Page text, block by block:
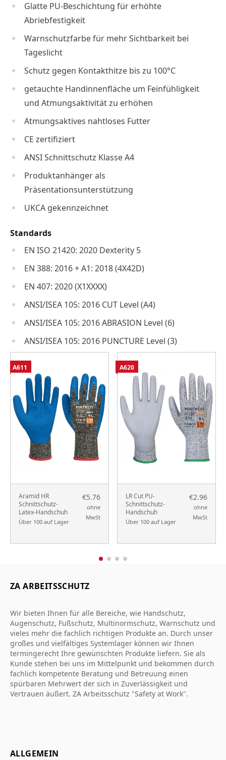
Glatte PU-Beschichtung für erhöhte
Abriebfestigkeit
Warnschutzfarbe für mehr Sichtbarkeit bei
Tageslicht
Schutz gegen Kontakthitze bis zu 100°C
getauchte Handinnenfläche um Feinfühligkeit
und Atmungsaktivität zu erhöhen
Atmungsaktives nahtloses Futter
CE zertifiziert
ANSI Schnittschutz Klasse A4
Produktanhänger als
Präsentationsunterstützung
UKCA gekennzeichnet
Standards
EN ISO 21420: 2020 Dexterity 5
EN 388: 2016 + A1: 2018 (4X42D)
EN 407: 2020 (X1XXXX)
ANSI/ISEA 105: 2016 CUT Level (A4)
ANSI/ISEA 105: 2016 ABRASION Level (6)
ANSI/ISEA 105: 2016 PUNCTURE Level (3)
Aramid HR
Schnittschutz-
Latex-Handschuh
Über 100 auf Lager
€5.76
ohne
MwSt
A611
LR Cut PU-
Schnittschutz-
Handschuh
Über 100 auf Lager
€2.96
ohne
MwSt
A620
ZA ARBEITSSCHUTZ
Wir bieten Ihnen für alle Bereiche, wie Handschutz,
Augenschutz, Fußschutz, Multinormschutz, Warnschutz und
vieles mehr die fachlich richtigen Produkte an. Durch unser
großes und vielfältiges Systemlager können wir Ihnen
termingerecht Ihre gewünschten Produkte liefern. Sie als
Kunde stehen bei uns im Mittelpunkt und bekommen durch
fachlich kompetente Beratung und Betreuung einen
spürbaren Mehrwert der sich in Zuverlässigkeit und
Vertrauen äußert. ZA Arbeitsschutz "Safety at Work".
ALLGEMEIN